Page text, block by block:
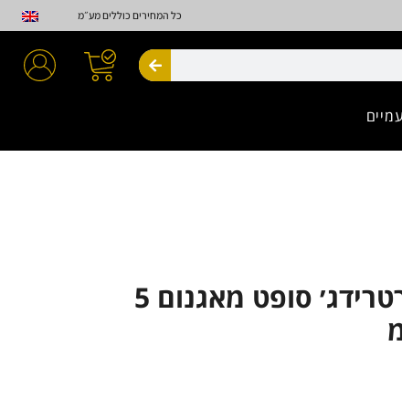
כל המחירים כוללים מע״מ
חיפוש
Advance קרטרידג׳ סופט מאגנום 5